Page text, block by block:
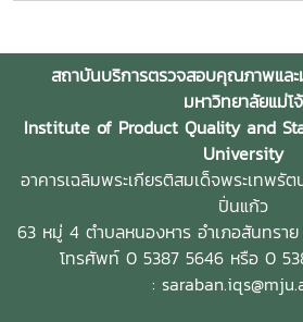
สถาบันบริการตรวจสอบคุณภาพแล
มหาวิทยาลัยแม่โจ้
Institute of Product Quality and
University
อาคารเฉลิมพระเกียรติสมเด็จพระเทพรั
ปิ่นแก้ว
63 หมู่ 4 ตำบลหนองหาร อำเภอสันทรา
โทรศัพท์ 0 5387 5646 หรือ 0
: